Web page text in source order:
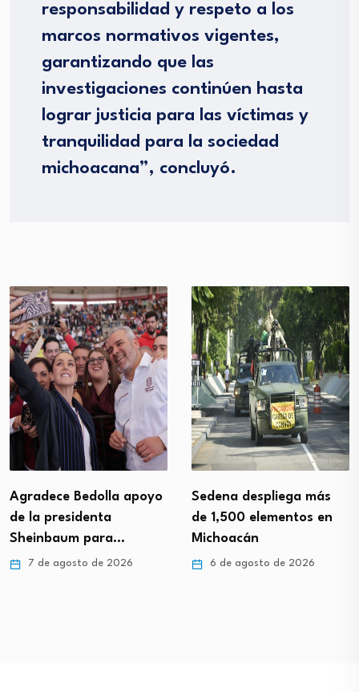
responsabilidad y respeto a los
marcos normativos vigentes,
garantizando que las
investigaciones continúen hasta
lograr justicia para las víctimas y
tranquilidad para la sociedad
michoacana”, concluyó.
Agradece Bedolla apoyo
de la presidenta
Sheinbaum para…
7 de agosto de 2026
Sedena despliega más
de 1,500 elementos en
Michoacán
6 de agosto de 2026